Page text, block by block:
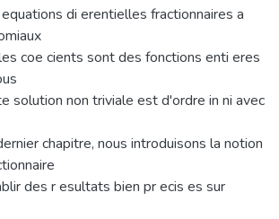
di erentielles fractionnaires a
coe cients sont des fonctions enti eres
solution non triviale est d'ordre in ni avec
chapitre, nous introduisons la notion
des r esultats bien pr ecis es sur